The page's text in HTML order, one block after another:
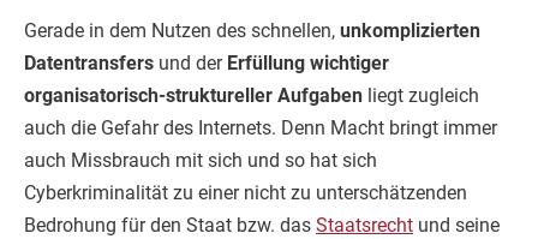
Gerade in dem Nutzen des schnellen, unkomplizierten
Datentransfers und der Erfüllung wichtiger
organisatorisch-struktureller Aufgaben liegt zugleich
auch die Gefahr des Internets. Denn Macht bringt immer
auch Missbrauch mit sich und so hat sich
Cyberkriminalität zu einer nicht zu unterschätzenden
Bedrohung für den Staat bzw. das Staatsrecht und seine